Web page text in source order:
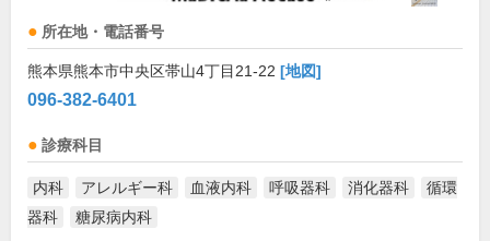
所在地・電話番号
熊本県熊本市中央区帯山4丁目21-22 [地図]
096-382-6401
診療科目
内科 アレルギー科 血液内科 呼吸器科 消化器科
循環
器科
糖尿病内科